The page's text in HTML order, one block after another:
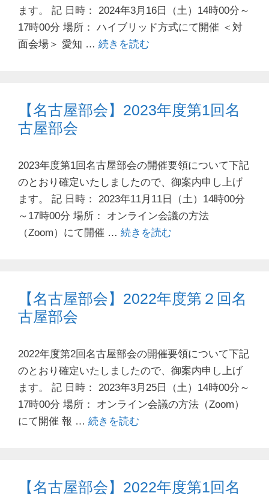
ます。 記 日時： 2024年3月16日（土）14時00分～
17時00分 場所： ハイブリッド方式にて開催 ＜対
面会場＞ 愛知 … 続きを読む
【名古屋部会】2023年度第1回名
古屋部会
2023年度第1回名古屋部会の開催要領について下記
のとおり確定いたしましたので、御案内申し上げ
ます。 記 日時： 2023年11月11日（土）14時00分
～17時00分 場所： オンライン会議の方法
（Zoom）にて開催 … 続きを読む
【名古屋部会】2022年度第２回名
古屋部会
2022年度第2回名古屋部会の開催要領について下記
のとおり確定いたしましたので、御案内申し上げ
ます。 記 日時： 2023年3月25日（土）14時00分～
17時00分 場所： オンライン会議の方法（Zoom）
にて開催 報 … 続きを読む
【名古屋部会】2022年度第1回名